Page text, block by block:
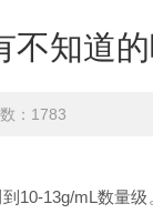
不知道
：1783
10-13g/mL数量